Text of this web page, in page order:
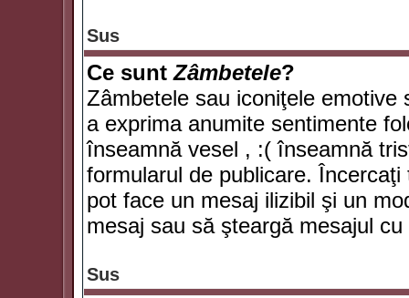
Sus
Ce suntZâmbetele?
Zâmbetele sau iconiţele
a exprima anumite sentimente
înseamnă vesel , :( înseamnă
formularul de publicare.
pot face un mesaj ilizibil şi un
mesaj sau să şteargă mesajul cu
Sus